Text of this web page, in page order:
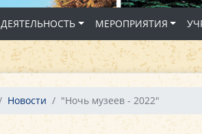
ДЕЯТЕЛЬНОСТЬ МЕРОПРИЯТИЯ
Новости "Ночь музеев - 2022"